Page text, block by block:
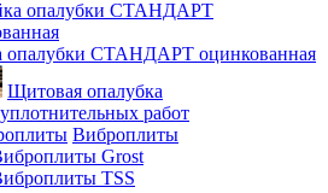
опалубки СТАНДАРТ оцинкованная
Щитовая опалубка
работ
Виброплиты
Grost
TSS